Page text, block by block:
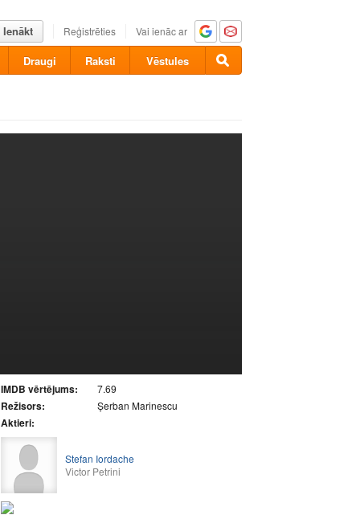
Ienākt Reģistrēties Vai ienāc ar
Draugi Raksti Vēstules
IMDB vērtējums: 7.69
Režisors: Șerban Marinescu
Aktieri:
Stefan Iordache
Victor Petrini